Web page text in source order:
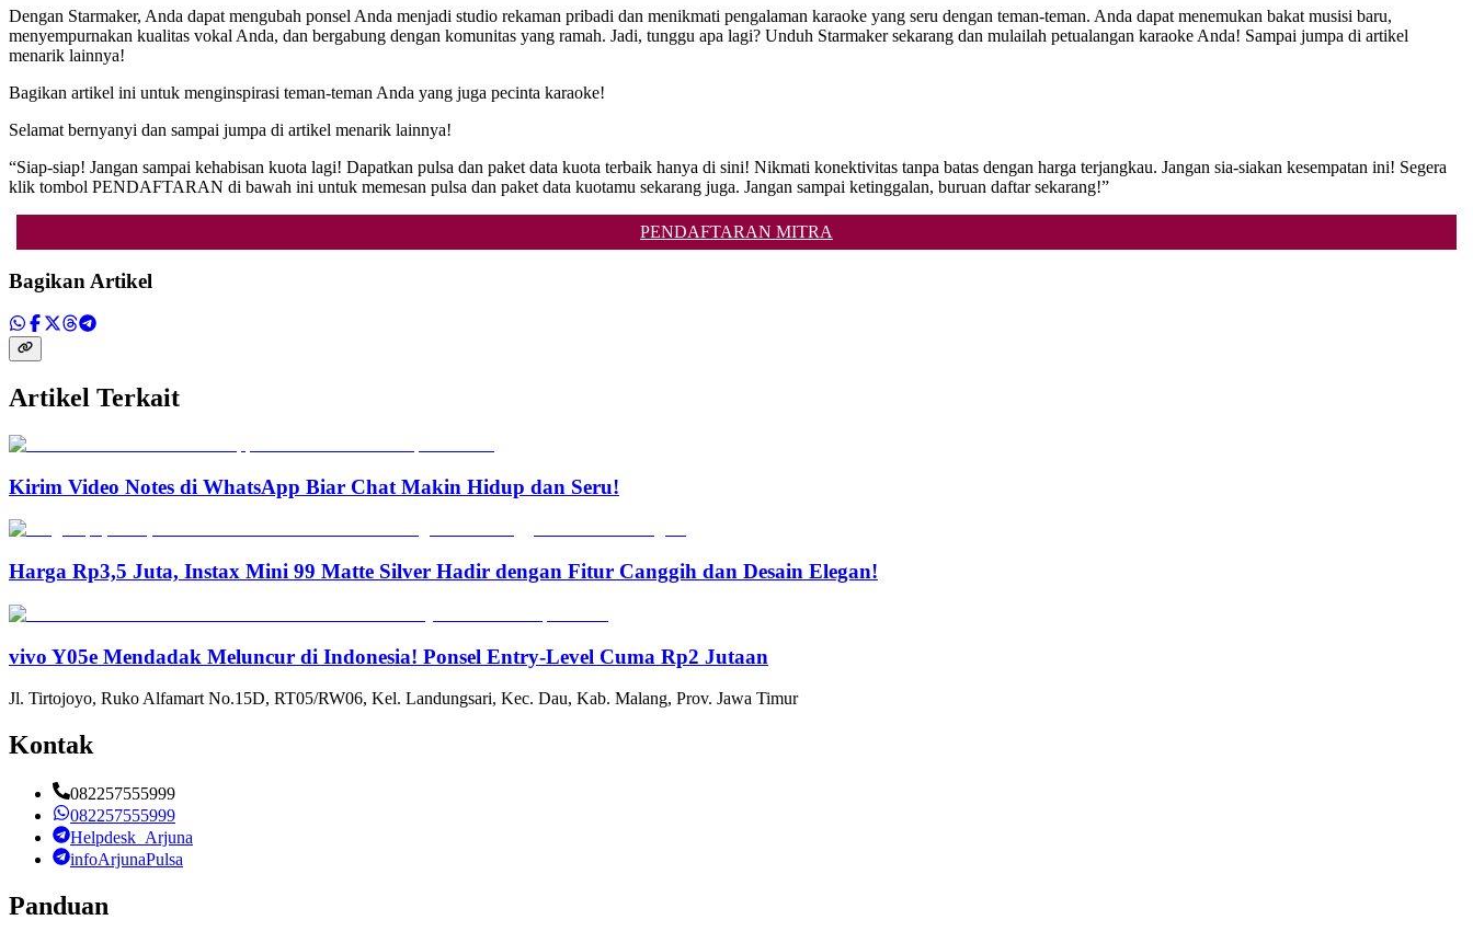
Dengan Starmaker, Anda dapat mengubah ponsel Anda menjadi studio rekaman pribadi dan menikmati pengalaman karaoke yang seru dengan teman-teman. Anda dapat menemukan bakat musisi baru,
menyempurnakan kualitas vokal Anda, dan bergabung dengan komunitas yang ramah. Jadi, tunggu apa lagi? Unduh Starmaker sekarang dan mulailah petualangan karaoke Anda! Sampai jumpa di artikel
menarik lainnya!
Bagikan artikel ini untuk menginspirasi teman-teman Anda yang juga pecinta karaoke!
Selamat bernyanyi dan sampai jumpa di artikel menarik lainnya!
“Siap-siap! Jangan sampai kehabisan kuota lagi! Dapatkan pulsa dan paket data kuota terbaik hanya di sini! Nikmati konektivitas tanpa batas dengan harga terjangkau. Jangan sia-siakan kesempatan ini! Segera
klik tombol PENDAFTARAN di bawah ini untuk memesan pulsa dan paket data kuotamu sekarang juga. Jangan sampai ketinggalan, buruan daftar sekarang!”
PENDAFTARAN MITRA
Bagikan Artikel
Artikel Terkait
Kirim Video Notes di WhatsApp Biar Chat Makin Hidup dan Seru!
Harga Rp3,5 Juta, Instax Mini 99 Matte Silver Hadir dengan Fitur Canggih dan Desain Elegan!
vivo Y05e Mendadak Meluncur di Indonesia! Ponsel Entry-Level Cuma Rp2 Jutaan
Jl. Tirtojoyo, Ruko Alfamart No.15D, RT05/RW06, Kel. Landungsari, Kec. Dau, Kab. Malang, Prov. Jawa Timur
Kontak
082257555999
082257555999
Helpdesk_Arjuna
infoArjunaPulsa
Panduan